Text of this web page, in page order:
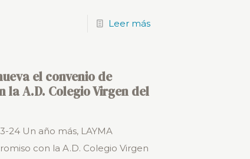
Leer más
el convenio de
la A.D. Colegio Virgen del
24 Un año más, LAYMA
con la A.D. Colegio Virgen